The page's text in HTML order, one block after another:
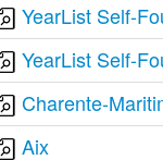
YearList Self-
YearList Self-
Charente-
Aix